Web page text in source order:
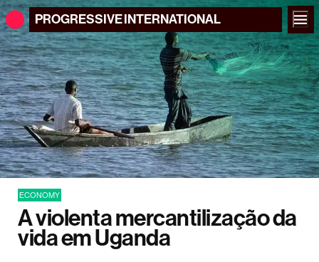
PROGRESSIVEINTERNATIONAL
ECONOMY
A violenta mercantilização da
vida em Uganda